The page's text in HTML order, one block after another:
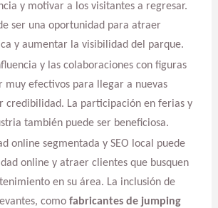
y motivar a los visitantes a regresar.
ser una oportunidad para atraer
y aumentar la visibilidad del parque.
y las colaboraciones con figuras
muy efectivos para llegar a nuevas
credibilidad. La participación en ferias y
también puede ser beneficiosa.
online segmentada y SEO local puede
online y atraer clientes que busquen
en su área. La inclusión de
como fabricantes de jumping